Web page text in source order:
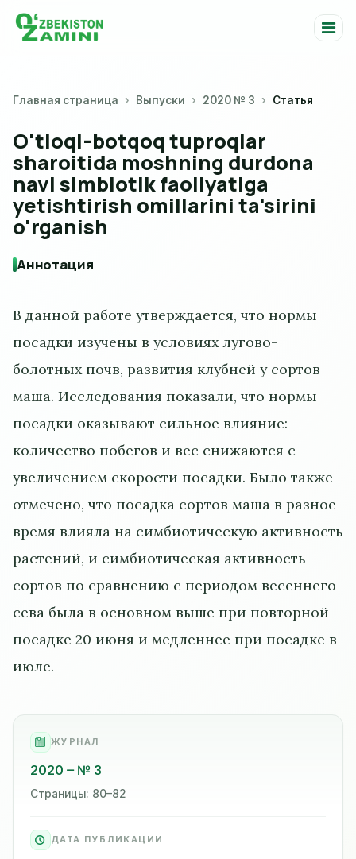
Главная страница Выпуски 2020 № 3 Статья
O'tloqi-botqoq tuproqlar
sharoitida moshning durdona
navi simbiotik faoliyatiga
yetishtirish omillarini ta'sirini
o'rganish
Аннотация
В данной работе утверждается, что нормы
посадки изучены в условиях лугово-
болотных почв, развития клубней у сортов
маша. Исследования показали, что нормы
посадки оказывают сильное влияние:
количество побегов и вес снижаются с
увеличением скорости посадки. Было также
отмечено, что посадка сортов маша в разное
время влияла на симбиотическую активность
растений, и симбиотическая активность
сортов по сравнению с периодом весеннего
сева была в основном выше при повторной
посадке 20 июня и медленнее при посадке в
июле.
ЖУРНАЛ
2020 № 3
Страницы: 80–82
ДАТА ПУБЛИКАЦИИ